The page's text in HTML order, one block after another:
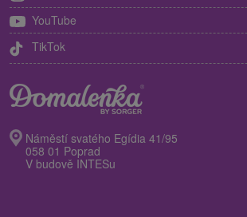
YouTube
TikTok
Náměstí svatého Egídia 41/95
058 01 Poprad
V budově INTESu